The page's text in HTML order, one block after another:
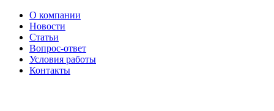
О компании
Новости
Статьи
Вопрос-ответ
Условия работы
Контакты